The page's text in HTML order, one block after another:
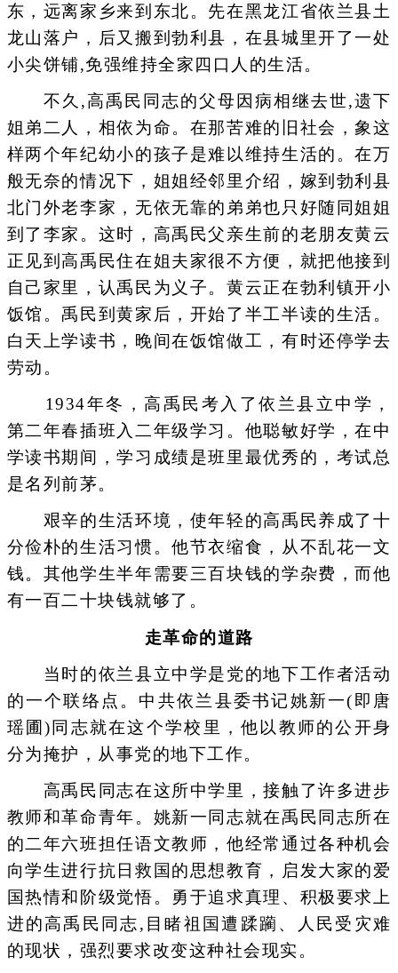
东，远离家乡来到东北。先在黑龙江省依兰县土
龙山落户，后又搬到勃利县，在县城里开了一处
小尖饼铺,免强维持全家四口人的生活。
不久,高禹民同志的父母因病相继去世,遗下
姐弟二人，相依为命。在那苦难的旧社会，象这
样两个年纪幼小的孩子是难以维持生活的。在万
般无奈的情况下，姐姐经邻里介绍，嫁到勃利县
北门外老李家，无依无靠的弟弟也只好随同姐姐
到了李家。这时，高禹民父亲生前的老朋友黄云
正见到高禹民住在姐夫家很不方便，就把他接到
自己家里，认禹民为义子。黄云正在勃利镇开小
饭馆。禹民到黄家后，开始了半工半读的生活。
白天上学读书，晚间在饭馆做工，有时还停学去
劳动。
1934年冬，高禹民考入了依兰县立中学，
第二年春插班入二年级学习。他聪敏好学，在中
学读书期间，学习成绩是班里最优秀的，考试总
是名列前茅。
艰辛的生活环境，使年轻的高禹民养成了十
分俭朴的生活习惯。他节衣缩食，从不乱花一文
钱。其他学生半年需要三百块钱的学杂费，而他
有一百二十块钱就够了。
走革命的道路
当时的依兰县立中学是党的地下工作者活动
的一个联络点。中共依兰县委书记姚新一(即唐
瑶圃)同志就在这个学校里，他以教师的公开身
分为掩护，从事党的地下工作。
高禹民同志在这所中学里，接触了许多进步
教师和革命青年。姚新一同志就在禹民同志所在
的二年六班担任语文教师，他经常通过各种机会
向学生进行抗日救国的思想教育，启发大家的爱
国热情和阶级觉悟。勇于追求真理、积极要求上
进的高禹民同志,目睹祖国遭蹂躏、人民受灾难
的现状，强烈要求改变这种社会现实。